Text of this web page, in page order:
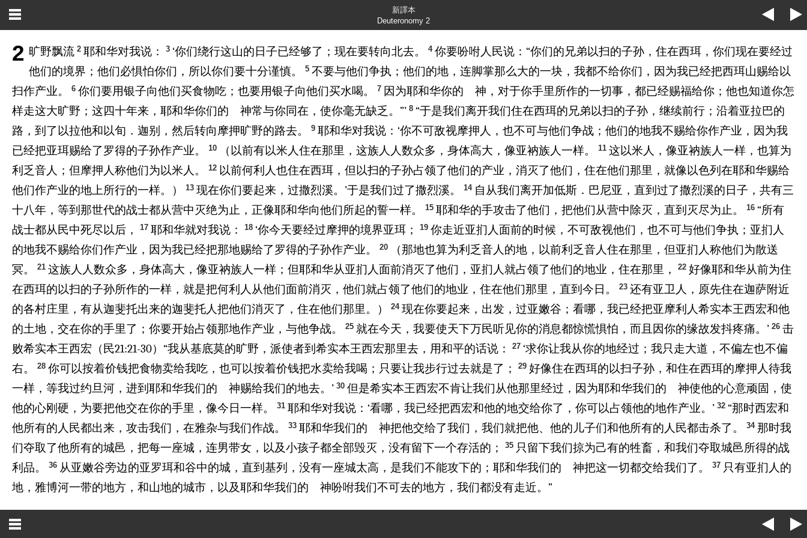
新譯本
Deuteronomy 2
2 旷野飘流 2耶和华对我说： 3 ‘你们绕行这山的日子已经够了；现在要转向北去。 4你要吩咐人民说：“你们的兄弟以扫的子孙，住在西珥，你们现在要经过
他们的境界；他们必惧怕你们，所以你们要十分谨慎。
5 不要与他们争执；他们的地，连脚掌那么大的一块，我都不给你们，因为我已经把西珥山赐给以
扫作产业。
6 你们要用银子向他们买食物吃；也要用银子向他们买水喝。 7 因为耶和华你的 神，对于你手里所作的一切事，都已经赐福给你；他也知道你怎
样走这大旷野；这四十年来，耶和华你们的 神常与你同在，使你毫无缺乏。”’ 8 “于是我们离开我们住在西珥的兄弟以扫的子孙，继续前行；沿着亚拉巴的
路，到了以拉他和以旬．迦别，然后转向摩押旷野的路去。
9 耶和华对我说：‘你不可敌视摩押人，也不可与他们争战；他们的地我不赐给你作产业，因为我
已经把亚珥赐给了罗得的子孙作产业。
10 （以前有以米人住在那里，这族人人数众多，身体高大，像亚衲族人一样。 11 这以米人，像亚衲族人一样，也算为
利乏音人；但摩押人称他们为以米人。
12 以前何利人也住在西珥，但以扫的子孙占领了他们的产业，消灭了他们，住在他们那里，就像以色列在耶和华赐给
他们作产业的地上所行的一样。）
13 现在你们要起来，过撒烈溪。’于是我们过了撒烈溪。 14 自从我们离开加低斯．巴尼亚，直到过了撒烈溪的日子，共有三
十八年，等到那世代的战士都从营中灭绝为止，正像耶和华向他们所起的誓一样。
15 耶和华的手攻击了他们，把他们从营中除灭，直到灭尽为止。 16 “所有
战士都从民中死尽以后，
17 耶和华就对我说： 18 ‘你今天要经过摩押的境界亚珥； 19 你走近亚扪人面前的时候，不可敌视他们，也不可与他们争执；亚扪人
的地我不赐给你们作产业，因为我已经把那地赐给了罗得的子孙作产业。
20
（那地也算为利乏音人的地，以前利乏音人住在那里，但亚扪人称他们为散送
冥。
21 这族人人数众多，身体高大，像亚衲族人一样；但耶和华从亚扪人面前消灭了他们，亚扪人就占领了他们的地业，住在那里， 22 好像耶和华从前为住
在西珥的以扫的子孙所作的一样，就是把何利人从他们面前消灭，他们就占领了他们的地业，住在他们那里，直到今日。
23 还有亚卫人，原先住在迦萨附近
的各村庄里，有从迦斐托出来的迦斐托人把他们消灭了，住在他们那里。）
24 现在你要起来，出发，过亚嫩谷；看哪，我已经把亚摩利人希实本王西宏和他
的土地，交在你的手里了；你要开始占领那地作产业，与他争战。
25 就在今天，我要使天下万民听见你的消息都惊慌惧怕，而且因你的缘故发抖疼痛。’ 26 击
败希实本王西宏（民21:21-30）“我从基底莫的旷野，派使者到希实本王西宏那里去，用和平的话说：
27 ‘求你让我从你的地经过；我只走大道，不偏左也不偏
右。
28 你可以按着价钱把食物卖给我吃，也可以按着价钱把水卖给我喝；只要让我步行过去就是了； 29 好像住在西珥的以扫子孙，和住在西珥的摩押人待我
一样，等我过约旦河，进到耶和华我们的 神赐给我们的地去。’ 30 但是希实本王西宏不肯让我们从他那里经过，因为耶和华我们的 神使他的心意顽固，使
他的心刚硬，为要把他交在你的手里，像今日一样。
31 耶和华对我说：‘看哪，我已经把西宏和他的地交给你了，你可以占领他的地作产业。’ 32 “那时西宏和
他所有的人民都出来，攻击我们，在雅杂与我们作战。
33 耶和华我们的 神把他交给了我们，我们就把他、他的儿子们和他所有的人民都击杀了。 34 那时我
们夺取了他所有的城邑，把每一座城，连男带女，以及小孩子都全部毁灭，没有留下一个存活的；
35 只留下我们掠为己有的牲畜，和我们夺取城邑所得的战
利品。
36 从亚嫩谷旁边的亚罗珥和谷中的城，直到基列，没有一座城太高，是我们不能攻下的；耶和华我们的 神把这一切都交给我们了。 37 只有亚扪人的
地，雅博河一带的地方，和山地的城市，以及耶和华我们的 神吩咐我们不可去的地方，我们都没有走近。”